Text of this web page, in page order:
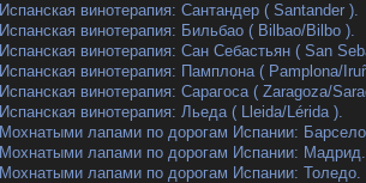
Испанская винотерапия: Сантандер ( Santander ).
Испанская винотерапия: Бильбао ( Bilbao/Bilbo ).
Испанская винотерапия: Сан Себастьян ( San
Испанская винотерапия: Памплона ( Pamplona/
Испанская винотерапия: Сарагоса ( Zaragoza/
Испанская винотерапия: Льеда ( Lleida/Lérida ).
Мохнатыми лапами по дорогам Испании:
Мохнатыми лапами по дорогам Испании: Мадрид.
Мохнатыми лапами по дорогам Испании: Толедо.